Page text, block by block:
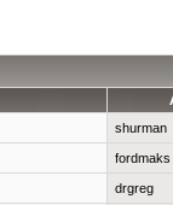
shurman
fordmaks
drgreg